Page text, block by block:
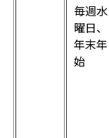
毎週水
曜日、
年末年
始